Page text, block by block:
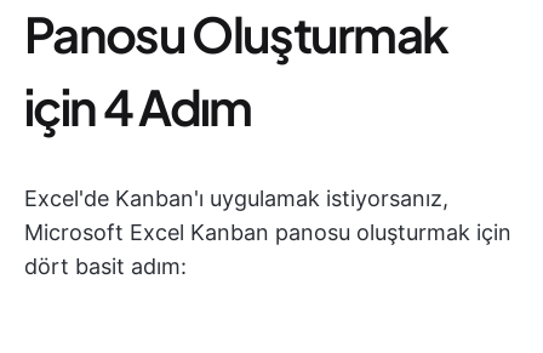
Panosu Oluşturmak
için 4 Adım
Excel'de Kanban'ı uygulamak istiyorsanız,
Microsoft Excel Kanban panosu oluşturmak için
dört basit adım: